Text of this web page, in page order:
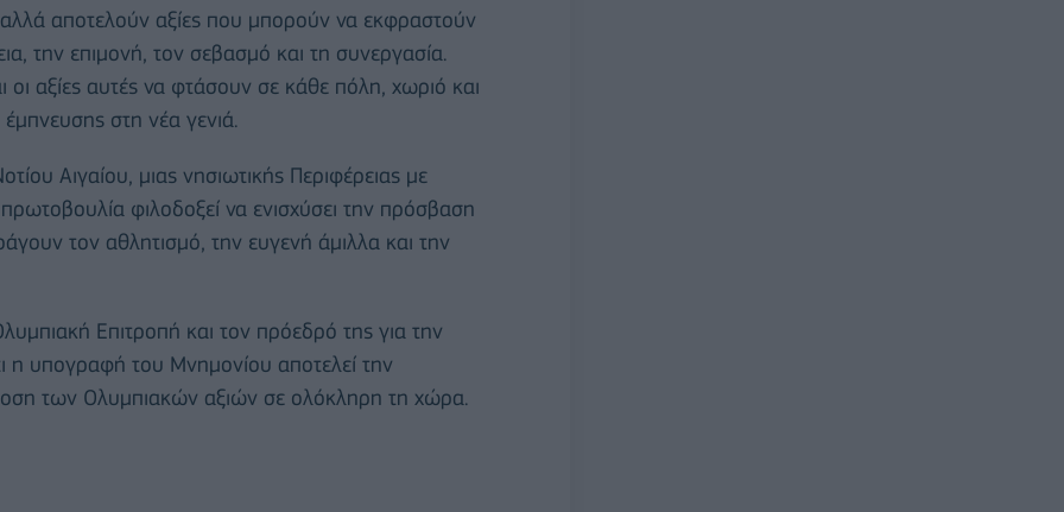
αλλά αποτελούν αξίες που μπορούν να εκφραστούν
την επιμονή, τον σεβασμό και τη συνεργασία.
αξίες αυτές να φτάσουν σε κάθε πόλη, χωριό και
στη νέα γενιά.
Αιγαίου, μιας νησιωτικής Περιφέρειας με
φιλοδοξεί να ενισχύσει την πρόσβαση
τον αθλητισμό, την ευγενή άμιλλα και την
Επιτροπή και τον πρόεδρό της για την
η υπογραφή του Μνημονίου αποτελεί την
των Ολυμπιακών αξιών σε ολόκληρη τη χώρα.